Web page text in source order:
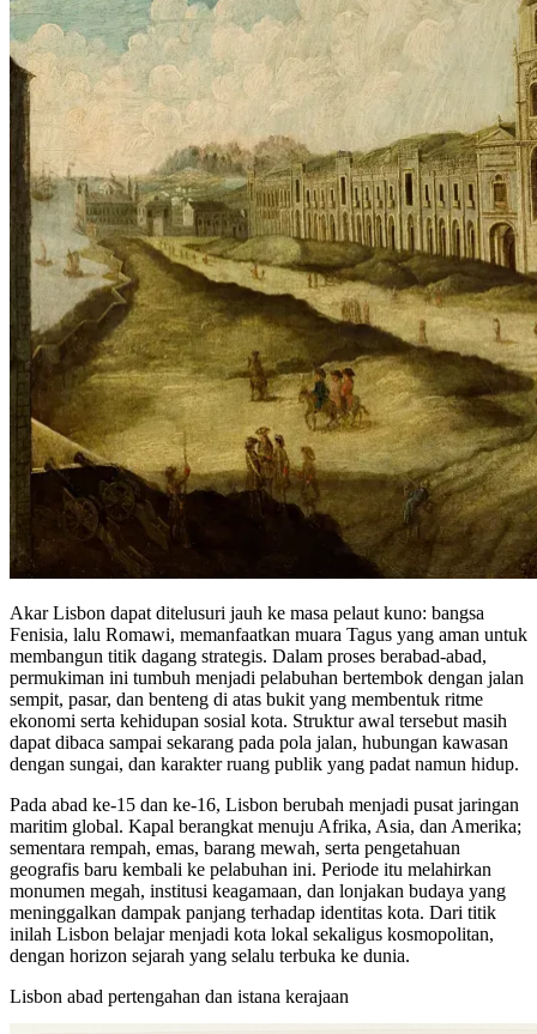
Akar Lisbon dapat ditelusuri jauh ke masa pelaut kuno: bangsa
Fenisia, lalu Romawi, memanfaatkan muara Tagus yang aman untuk
membangun titik dagang strategis. Dalam proses berabad-abad,
permukiman ini tumbuh menjadi pelabuhan bertembok dengan jalan
sempit, pasar, dan benteng di atas bukit yang membentuk ritme
ekonomi serta kehidupan sosial kota. Struktur awal tersebut masih
dapat dibaca sampai sekarang pada pola jalan, hubungan kawasan
dengan sungai, dan karakter ruang publik yang padat namun hidup.
Pada abad ke-15 dan ke-16, Lisbon berubah menjadi pusat jaringan
maritim global. Kapal berangkat menuju Afrika, Asia, dan Amerika;
sementara rempah, emas, barang mewah, serta pengetahuan
geografis baru kembali ke pelabuhan ini. Periode itu melahirkan
monumen megah, institusi keagamaan, dan lonjakan budaya yang
meninggalkan dampak panjang terhadap identitas kota. Dari titik
inilah Lisbon belajar menjadi kota lokal sekaligus kosmopolitan,
dengan horizon sejarah yang selalu terbuka ke dunia.
Lisbon abad pertengahan dan istana kerajaan